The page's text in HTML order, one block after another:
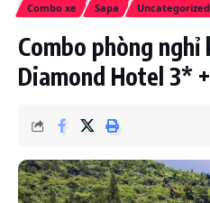
Combo xe Sapa Uncategorized
Combo phòng nghỉ
Diamond Hotel 3*